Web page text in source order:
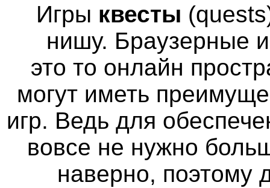
Игры квесты
нишу. Браузерные
это то онлайн
могут иметь
игр. Ведь для
вовсе не нужно
наверно, поэтому